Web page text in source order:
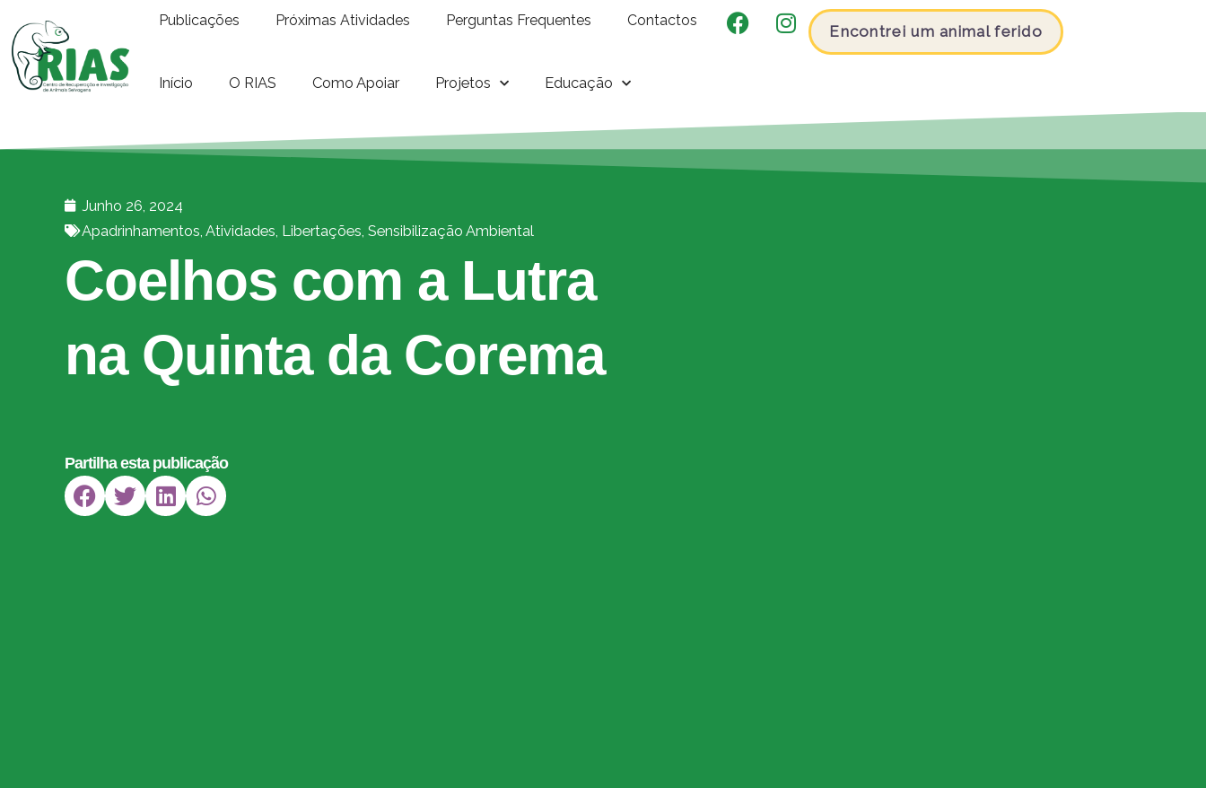
Publicações Próximas Atividades Perguntas Frequentes Contactos
Encontrei um animal ferido
Início O RIAS Como Apoiar Projetos Educação
Junho 26, 2024
Apadrinhamentos, Atividades, Libertações, Sensibilização Ambiental
Coelhos com a Lutra
na Quinta da Corema
Partilha esta publicação